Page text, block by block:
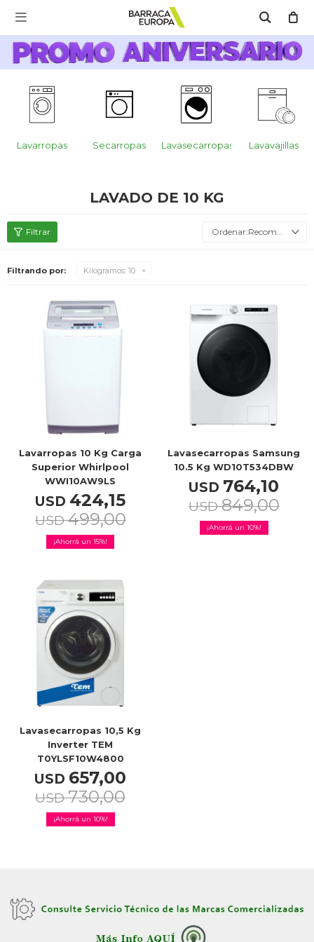

Lavarropas Secarropas Lavasecarropas Lavavajillas
LAVADO DE 10 KG
Recomendados
Filtrando por: Kilogramos: 10
Lavarropas 10 Kg Carga
Superior Whirlpool
WWI10AW9LS
USD 424,15
USD 499,00
15
Lavasecarropas Samsung
10.5 Kg WD10T534DBW
USD 764,10
USD 849,00
10
Lavasecarropas 10,5 Kg
Inverter TEM
T0YLSF10W4800
USD 657,00
USD 730,00
10
MI CUENTA
Catálogo Escríbenos Aquí!! Promo Aniversario
Cocina
Climatización
Hogar
Baño
Celulares
Outlet
Mis pedidos
Local